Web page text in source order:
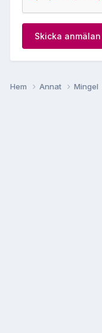
Skicka anmälan
Hem Annat Mingel